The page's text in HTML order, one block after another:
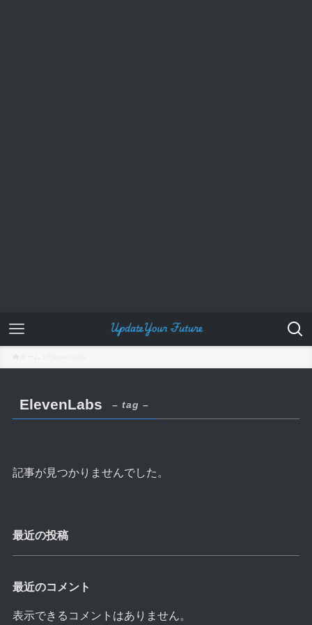
ElevenLabs – tag –
記事が見つかりませんでした。
最近の投稿
最近のコメント
表示できるコメントはありません。